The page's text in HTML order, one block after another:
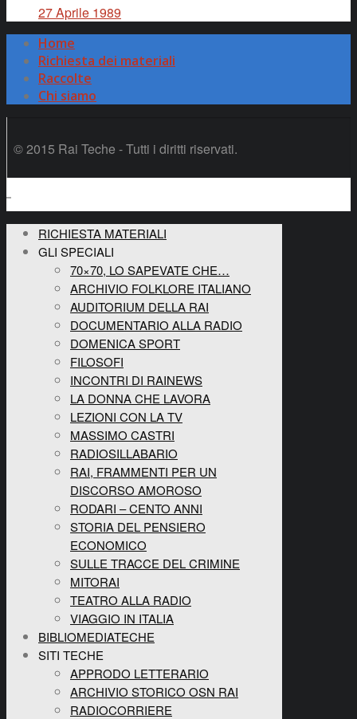
27 Aprile 1989
Home
Richiesta dei materiali
Raccolte
Chi siamo
© 2015 Rai Teche - Tutti i diritti riservati.
RICHIESTA MATERIALI
GLI SPECIALI
70×70, LO SAPEVATE CHE…
ARCHIVIO FOLKLORE ITALIANO
AUDITORIUM DELLA RAI
DOCUMENTARIO ALLA RADIO
DOMENICA SPORT
FILOSOFI
INCONTRI DI RAINEWS
LA DONNA CHE LAVORA
LEZIONI CON LA TV
MASSIMO CASTRI
RADIOSILLABARIO
RAI, FRAMMENTI PER UN
DISCORSO AMOROSO
RODARI – CENTO ANNI
STORIA DEL PENSIERO
ECONOMICO
SULLE TRACCE DEL CRIMINE
MITORAI
TEATRO ALLA RADIO
VIAGGIO IN ITALIA
BIBLIOMEDIATECHE
SITI TECHE
APPRODO LETTERARIO
ARCHIVIO STORICO OSN RAI
RADIOCORRIERE